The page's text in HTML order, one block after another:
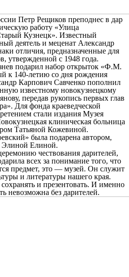
Петр Рещиков преподнес в дар
работу «Улица
Кузнецк». Известный
деятель и меценат Александр
отличия, предназначенные для
утвержденной с 1948 года.
подарил набор открыток «Ф.М.
к 140-летию со дня рождения
Карпович Савченко пополнил
известному новокузнецкому
передав рукопись первых глав
Для фонда краеведческой
стали издания Музея
клиническая больница
Татьяной Кожевиной.
была подарена автором,
Элиной Елиной.
чествования дарителей,
всех за понимание того, что
предмет, это — музей. Он служит
и литературы нашего края.
и презентовать. И именно
невозможна без дарителей.